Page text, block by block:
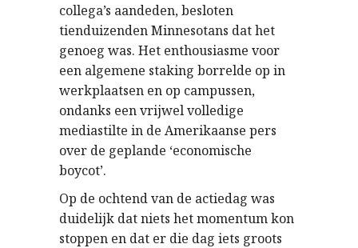
collega’s aandeden, besloten
tienduizenden Minnesotans dat het
genoeg was. Het enthousiasme voor
een algemene staking borrelde op in
werkplaatsen en op campussen,
ondanks een vrijwel volledige
mediastilte in de Amerikaanse pers
over de geplande ‘economische
boycot’.
Op de ochtend van de actiedag was
duidelijk dat niets het momentum kon
stoppen en dat er die dag iets groots